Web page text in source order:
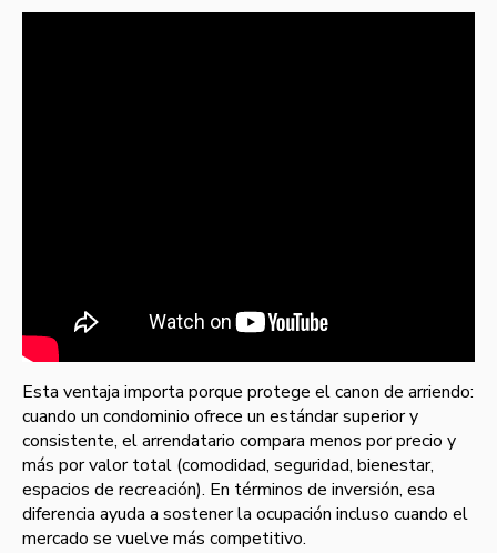
Esta ventaja importa porque protege el canon de arriendo:
cuando un condominio ofrece un estándar superior y
consistente, el arrendatario compara menos por precio y
más por valor total (comodidad, seguridad, bienestar,
espacios de recreación). En términos de inversión, esa
diferencia ayuda a sostener la ocupación incluso cuando el
mercado se vuelve más competitivo.